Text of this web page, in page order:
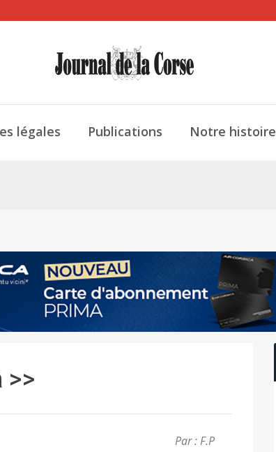
légales Publications Notre histoire
Par : F.P